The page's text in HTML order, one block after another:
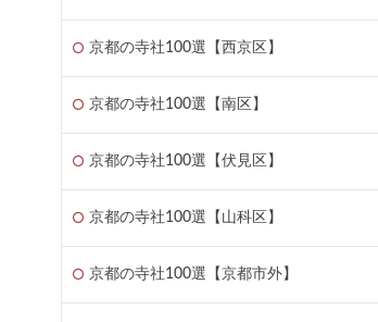
京都の寺社100選【西京区】
京都の寺社100選【南区】
京都の寺社100選【伏見区】
京都の寺社100選【山科区】
京都の寺社100選【京都市外】